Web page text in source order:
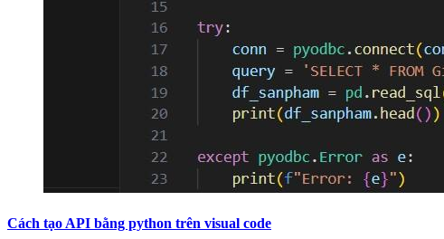
Cách tạo API bằng python trên visual code